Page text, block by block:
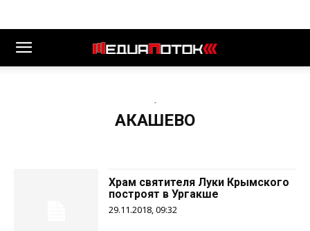
-
АКАШЕВО
Храм святителя Луки Крымского
построят в Ургакше
29.11.2018, 09:32